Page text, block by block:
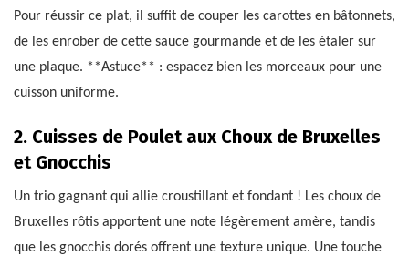
Pour réussir ce plat, il suffit de couper les carottes en bâtonnets,
de les enrober de cette sauce gourmande et de les étaler sur
une plaque. **Astuce** : espacez bien les morceaux pour une
cuisson uniforme.
2. Cuisses de Poulet aux Choux de Bruxelles
et Gnocchis
Un trio gagnant qui allie croustillant et fondant ! Les choux de
Bruxelles rôtis apportent une note légèrement amère, tandis
que les gnocchis dorés offrent une texture unique. Une touche